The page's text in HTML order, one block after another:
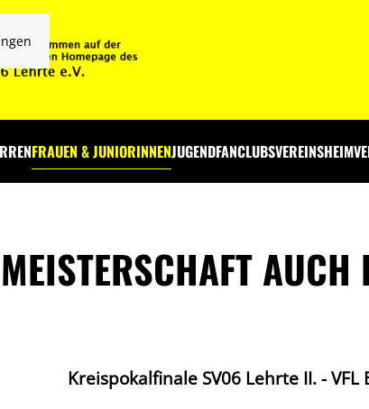
FRAUEN & JUNIORINNENJUGENDFANCLUBSVEREINSHEIM
AUCH
Kreispokalfinale SV06 Lehrte II. -